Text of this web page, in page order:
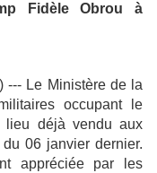
Fidèle Obrou à
--- Le Ministère de la
occupant le
lieu déjà vendu aux
06 janvier dernier.
appréciée par les